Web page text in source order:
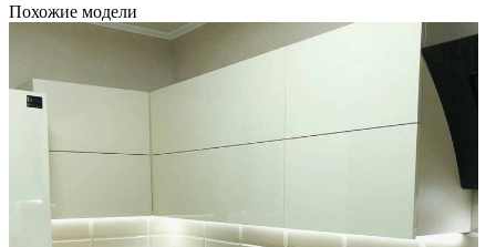
Похожие модели